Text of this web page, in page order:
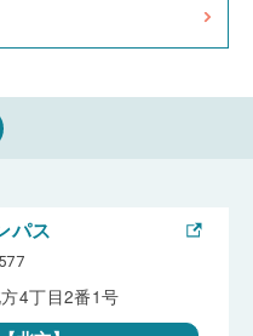
パス
4丁目2番1号